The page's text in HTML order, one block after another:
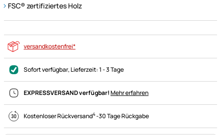
FSC® zertifiziertes Holz
versandkostenfrei*
Sofort verfügbar, Lieferzeit:1 - 3 Tage
EXPRESSVERSAND verfügbar!Mehr erfahren
Kostenloser Rückversand4-30 Tage Rückgabe